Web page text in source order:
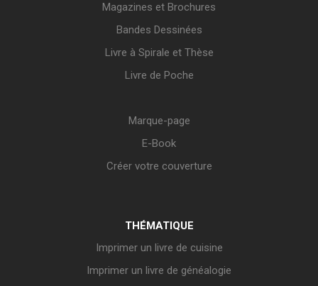
Magazines et Brochures
Bandes Dessinées
Livre à Spirale et Thèse
Livre de Poche
Marque-page
E-Book
Créer votre couverture
THÉMATIQUE
Imprimer un livre de cuisine
Imprimer un livre de généalogie